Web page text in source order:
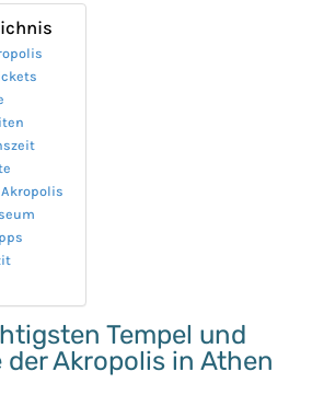
Tempel und
der Akropolis in Athen